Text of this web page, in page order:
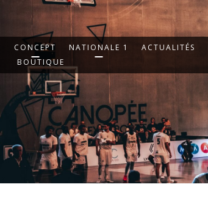
CONCEPT NATIONALE 1 ACTUALITÉS
BOUTIQUE